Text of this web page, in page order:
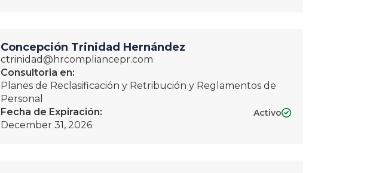
Concepción Trinidad Hernández
ctrinidad@hrcompliancepr.com
Consultoria en:
Planes de Reclasificación y Retribución y Reglamentos de
Personal
Fecha de Expiración:
December 31, 2026
Activo